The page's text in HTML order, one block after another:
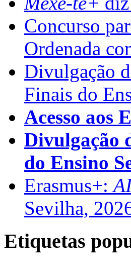
Concurso
Ordenada
Divulgação
Finais do
Acesso aos
Divulgação
do Ensino
Erasmus+:
Sevilha,
Etiquetas